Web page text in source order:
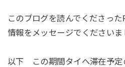
このブログを読んでくださっ
情報をメッセージでくださいま
以下 この期間タイへ滞在予定